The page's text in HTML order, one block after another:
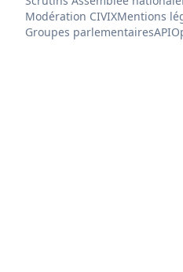
Modération CIVIXMentions
Groupes parlementairesAPI